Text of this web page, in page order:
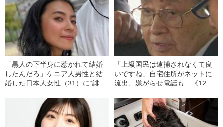
の葛藤」
「黒人の下半身に惹かれて結婚
したんだろ」ケニア人男性と結
婚した日本人女性（31）に“誹謗
感じる“外国人差別”のリアル
「上級国民は逮捕されなくて良
いですね」自宅住所がネットに
流出、嫌がらせ電話も…《12人
の長男が直面した「加害者家族
への暴力」